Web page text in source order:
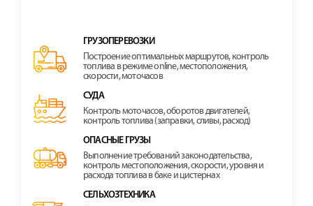
ГРУЗОПЕРЕВОЗКИ
Построение оптимальных маршрутов, контроль
топлива в режиме online, местоположения,
скорости, моточасов
СУДА
Контроль моточасов, оборотов двигателей,
контроль топлива (заправки, сливы, расход)
ОПАСНЫЕ ГРУЗЫ
Выполнение требований законодательства,
контроль местоположения, скорости, уровня и
расхода топлива в баке и цистернах
СЕЛЬХОЗТЕХНИКА